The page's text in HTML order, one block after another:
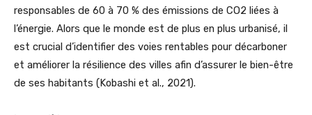
responsables de 60 à 70 % des émissions de CO2 liées à
l’énergie. Alors que le monde est de plus en plus urbanisé, il
est crucial d’identifier des voies rentables pour décarboner
et améliorer la résilience des villes afin d’assurer le bien-être
de ses habitants (Kobashi et al., 2021).